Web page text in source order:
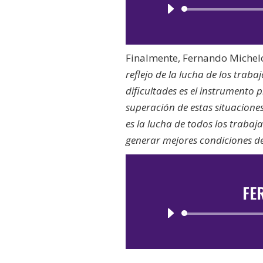
Finalmente, Fernando
reflejo de la lucha de los
dificultades es el instrumento
superación de estas
es la lucha de todos los
generar mejores condiciones